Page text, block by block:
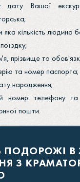
дату Вашої
яка кількість людина
прізвище та
та номер паспорта;
народження;
номер телефону
пошти.
ПОДОРОЖІ
З